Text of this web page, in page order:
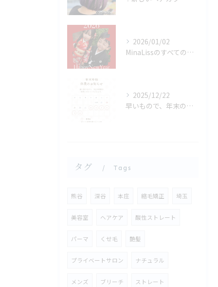
2026/01/02
MinaLissのすべての大切なお客様へ
2025/12/22
早いもので、年末のご挨拶をさせて頂く時期となりました。
タグ Tags
熊谷 深谷 本庄 縮毛矯正 埼玉
美容室 ヘアケア 酸性ストレート
パーマ くせ毛 艶髪
プライベートサロン ナチュラル
メンズ ブリーチ ストレート